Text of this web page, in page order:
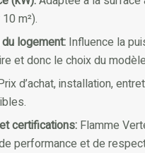
m²).
logement: Influence la
et donc le choix du
d’achat, installation,
certifications: Flamme
performance et de